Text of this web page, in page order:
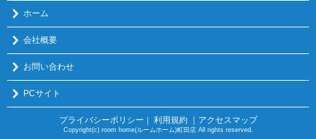
ホーム
会社概要
お問い合わせ
PCサイト
プライバシーポリシー ｜ 利用規約 ｜アクセスマップ
Copyright(c) room home(ルームホーム)町田店 All rights reserved.